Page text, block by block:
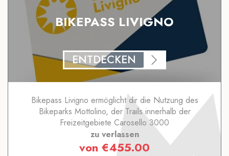
BIKEPASS LIVIGNO
ENTDECKEN
Bikepass Livigno ermöglicht dir die Nutzung des
Bikeparks Mottolino, der Trails innerhalb der
Freizeitgebiete Carosello 3000
zu verlassen
von €455.00